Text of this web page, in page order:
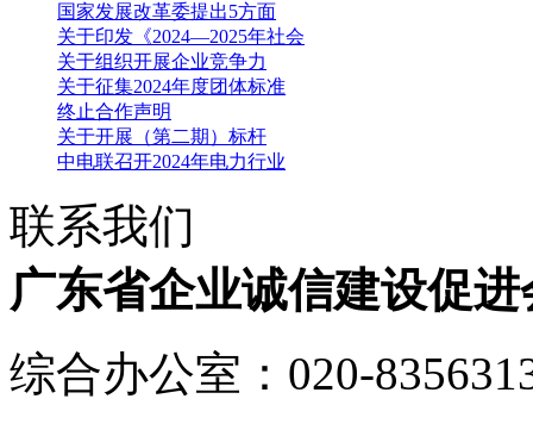
国家发展改革委提出5方面
关于印发《2024—2025年社会
关于组织开展企业竞争力
关于征集2024年度团体标准
终止合作声明
关于开展（第二期）标杆
中电联召开2024年电力行业
联系我们
广东省企业诚信建设促进
综合办公室：020-